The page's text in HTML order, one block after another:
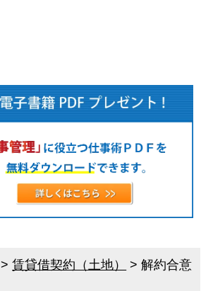
>賃貸借契約（土地） >解約合意